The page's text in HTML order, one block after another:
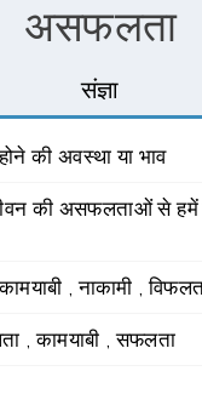
असफलता
संज्ञा
की अवस्था या भाव
की असफलताओं से
,नाकामी ,
,कामयाबी ,सफलता